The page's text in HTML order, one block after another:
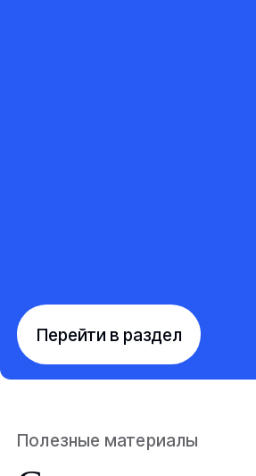
Перейти в раздел
Полезные материалы